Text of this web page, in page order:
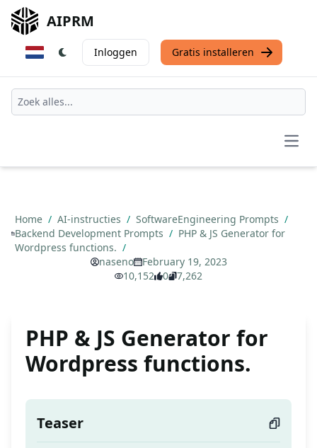
AIPRM
Inloggen Gratis installeren
Home / AI-instructies / SoftwareEngineering Prompts /
Backend Development Prompts / PHP & JS Generator for
Wordpress functions. /
naseno
February 19, 2023
10,152
0 7,262
PHP & JS Generator for
Wordpress functions.
Teaser